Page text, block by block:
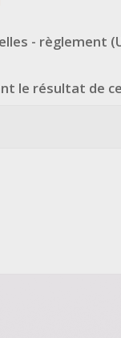
- règlement
le résultat de